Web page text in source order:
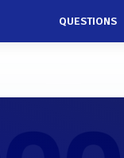
QUESTIONS